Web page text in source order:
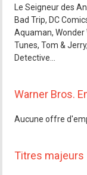
Le Seigneur des
Bad Trip, DC
Aquaman, Wonder
Tunes, Tom &
Detective...
Warner Bros.
Aucune offre
Titres majeurs